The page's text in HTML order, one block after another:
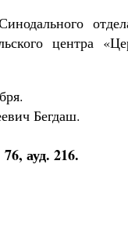
центра
Бегдаш.
ауд. 216.